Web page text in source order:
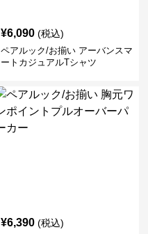
¥6,090 (税込)
ペアルック/お揃い アーバンスマ
ートカジュアルTシャツ
¥6,390 (税込)